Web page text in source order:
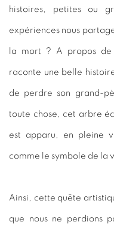
histoires, petites ou
expériences nous
la mort ? A propos
raconte une belle
de perdre son grand-
toute chose, cet arbre
est apparu, en pleine
comme le symbole de la
Ainsi, cette quête
que nous ne perdions